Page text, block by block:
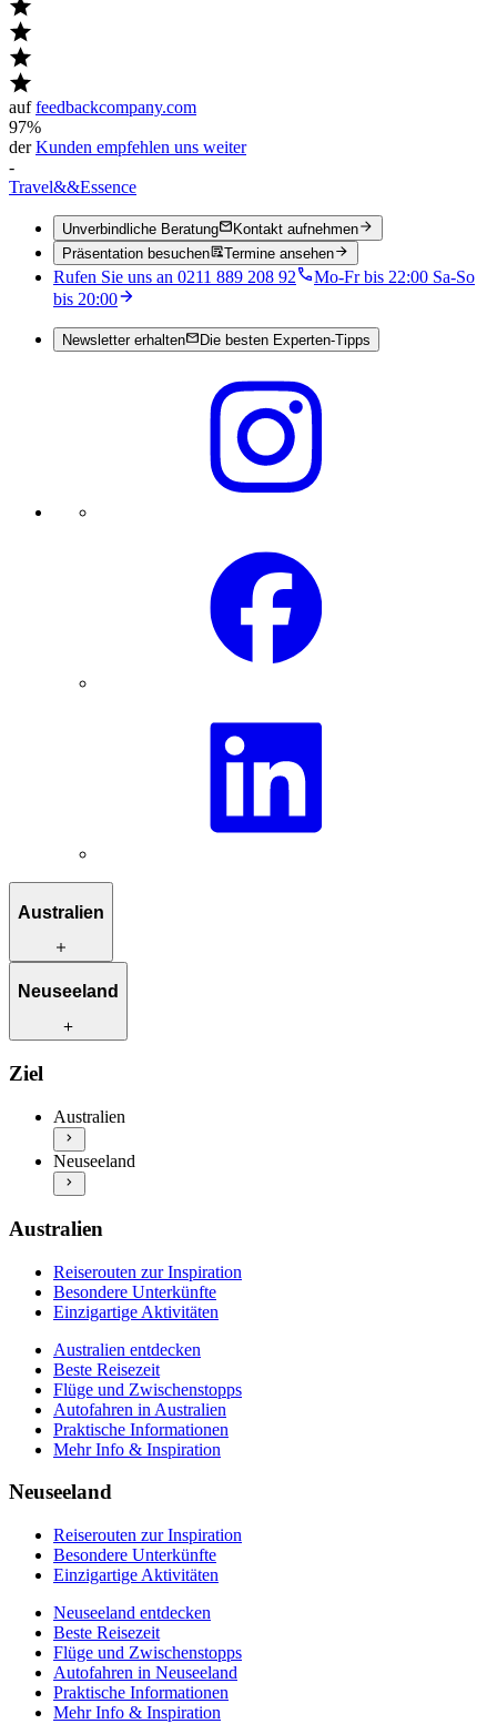
auffeedbackcompany.com
97%
derKunden empfehlen uns weiter
-
Travel&&Essence
Unverbindliche Beratung
Kontakt aufnehmen
Präsentation besuchen
Termine ansehen
Rufen Sie uns an 0211 889 208 92
Mo-Fr bis 22:00 Sa-So
bis 20:00
Newsletter erhalten Die besten Experten-Tipps
Australien
Reiserouten zur Inspiration
Einzigartige Aktivitäten
Flüge und Zwischenstopps
Autofahren in Australien
Praktische Informationen
Mehr Info & Inspiration
Neuseeland
Einzigartige Aktivitäten
Neuseeland entdecken
Beste Reisezeit
Flüge und Zwischenstopps
Praktische Informationen
Ziel
Australien
Neuseeland
Australien
Reiserouten zur Inspiration
Besondere Unterkünfte
Einzigartige Aktivitäten
Australien entdecken
Beste Reisezeit
Flüge und Zwischenstopps
Autofahren in Australien
Praktische Informationen
Mehr Info & Inspiration
Neuseeland
Reiserouten zur Inspiration
Besondere Unterkünfte
Einzigartige Aktivitäten
Neuseeland entdecken
Beste Reisezeit
Flüge und Zwischenstopps
Autofahren in Neuseeland
Praktische Informationen
Mehr Info & Inspiration